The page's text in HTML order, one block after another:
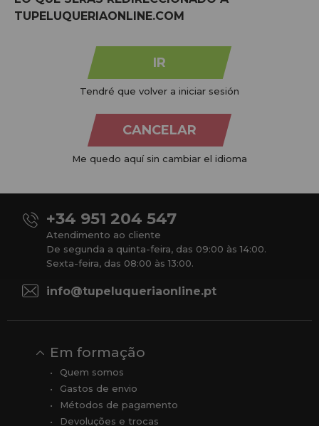
Tu Peluquería Online S.L.U.
dedicamo-nos à venda de
produtos para cabeleireiro e beleza, oferecendo uma vasta
+34 951 204 547
Atendimento ao cliente
De segunda a quinta-feira, das 09:00 às 14:00.
Sexta-feira, das 08:00 às 13:00.
info@tupeluqueriaonline.pt
Em formação
Quem somos
Gastos de envio
Métodos de pagamento
Devoluções e trocas
TUPELUQUERIAONLINE.COM
IR
Tendré que volver a iniciar sesión
CANCELAR
Me quedo aquí sin cambiar el idioma